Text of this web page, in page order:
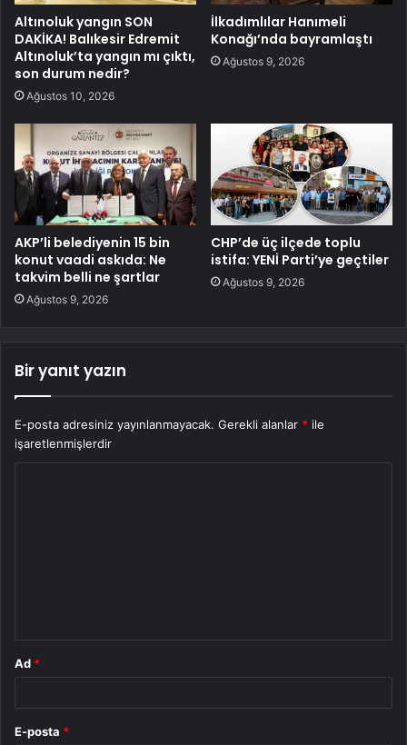
Altınoluk yangın SON
DAKİKA! Balıkesir Edremit
Altınoluk’ta yangın mı çıktı,
son durum nedir?
Ağustos 10, 2026
İlkadımlılar Hanımeli
Konağı’nda bayramlaştı
Ağustos 9, 2026
AKP’li belediyenin 15 bin
konut vaadi askıda: Ne
takvim belli ne şartlar
Ağustos 9, 2026
CHP’de üç ilçede toplu
istifa: YENİ Parti’ye geçtiler
Ağustos 9, 2026
Bir yanıt yazın
E-posta adresiniz yayınlanmayacak. Gerekli alanlar * ile
işaretlenmişlerdir
Ad *
E-posta *